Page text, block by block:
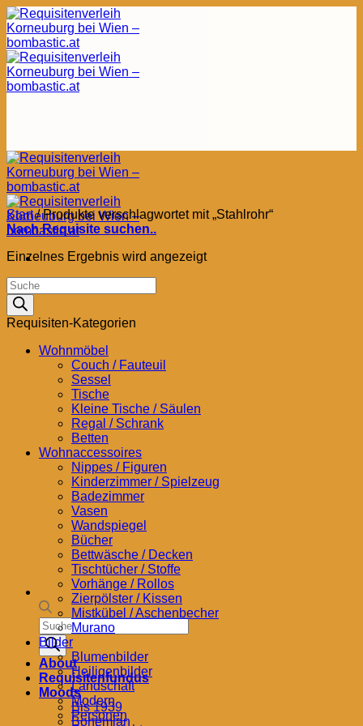
Zum
Inhalt
springen
Products
search
About
Requisitenfundus
Moods
Bis 1939
Bohemian
Start /Produkte verschlagwortet mit „Stahlrohr“
Nach Requisite suchen..
Einzelnes Ergebnis wird angezeigt
Products
search
Requisiten-Kategorien
Wohnmöbel
Couch / Fauteuil
Sessel
Tische
Kleine Tische / Säulen
Regal / Schrank
Betten
Wohnaccessoires
Nippes / Figuren
Kinderzimmer / Spielzeug
Badezimmer
Vasen
Wandspiegel
Bücher
Bettwäsche / Decken
Tischtücher / Stoffe
Vorhänge / Rollos
Zierpölster / Kissen
Mistkübel / Aschenbecher
Murano
Bilder
Blumenbilder
Heiligenbilder
Landschaft
Modern
Personen